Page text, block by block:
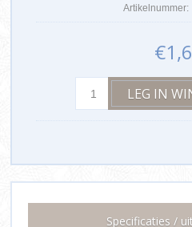
Artikelnummer:
Specificaties /